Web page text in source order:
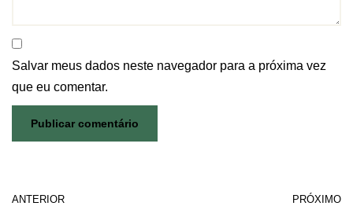
Salvar meus dados neste navegador para a próxima vez
que eu comentar.
ANTERIOR PRÓXIMO